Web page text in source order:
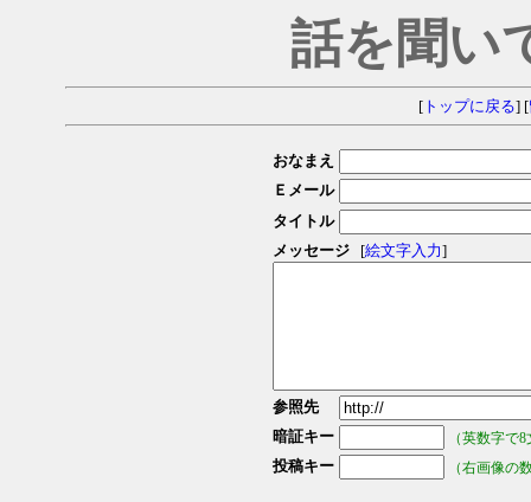
話を聞い
[トップに戻る] [
おなまえ
Ｅメール
タイトル
メッセージ
[絵文字入力]
参照先
暗証キー
（英数字で
投稿キー （右画像の